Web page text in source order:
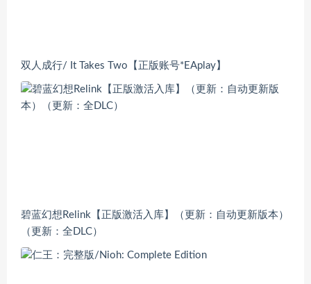
双人成行/ It Takes Two【正版账号*EAplay】
碧蓝幻想Relink【正版激活入库】（更新：自动更新版本）
（更新：全DLC）